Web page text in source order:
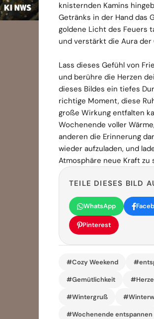
knisternden Kamins
Getränks in der Hand das
goldene Licht des Feuers
und verstärkt die Aura der
Lass dieses Gefühl von
und berühre die Herzen
dieses Bildes ein tiefes
richtige Moment, diese
große Wirkung entfalten
Wochenende voller
anderen die Erinnerung
wieder aufzuladen, und
Atmosphäre neue Kraft zu
TEILE DIESES BILD
WhatsApp
Pinterest
#Cozy Weekend
#Gemütlichkeit
#Wintergruß
#Wochenende entspannen